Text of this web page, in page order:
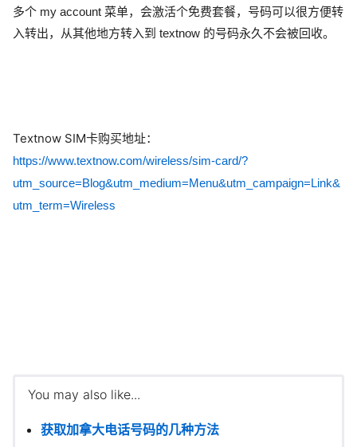
多个 my account 菜单，会激活个免费套餐，号码可以很方便转
入转出，从其他地方转入到 textnow 的号码永久不会被回收。
Textnow SIM卡购买地址：
https://www.textnow.com/wireless/sim-card/?
utm_source=Blog&utm_medium=Menu&utm_campaign=Link&
utm_term=Wireless
You may also like...
获取加拿大电话号码的几种方法